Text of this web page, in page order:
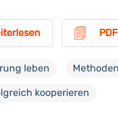
leben
kooperieren